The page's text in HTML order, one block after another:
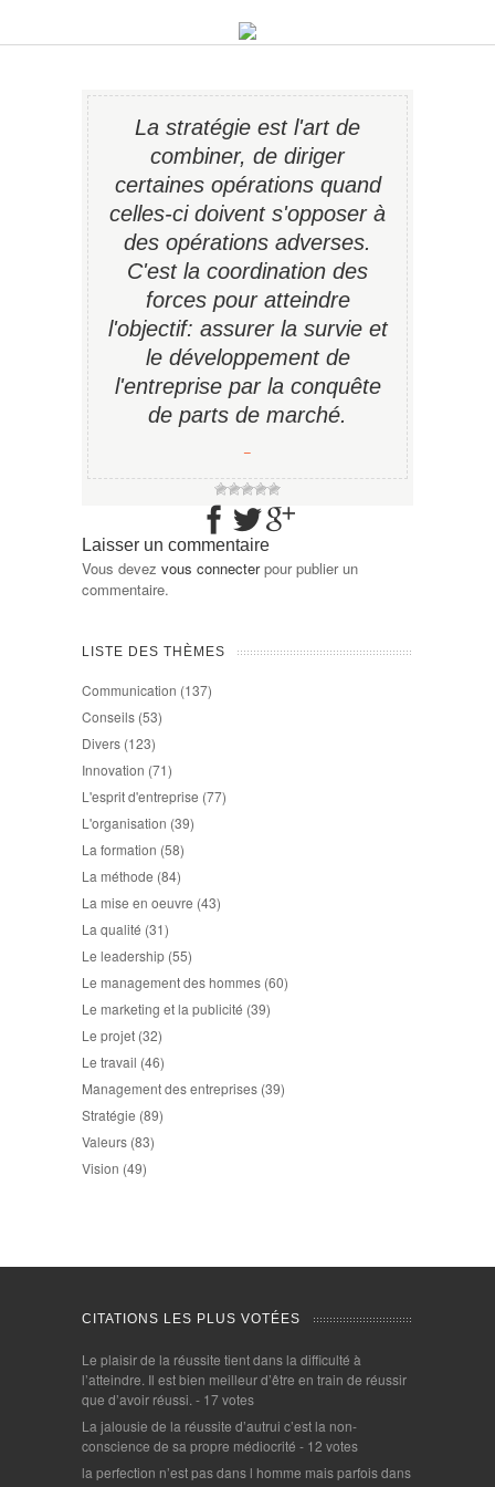
La stratégie est l'art de
combiner, de diriger
certaines opérations quand
celles-ci doivent s'opposer à
des opérations adverses.
C'est la coordination des
forces pour atteindre
l'objectif: assurer la survie et
le développement de
l'entreprise par la conquête
de parts de marché.
−
Laisser un commentaire
Vous devez vous connecterpour publier un
commentaire.
LISTE DES THÈMES
Communication (137)
Conseils (53)
Divers (123)
Innovation (71)
L'esprit d'entreprise (77)
L'organisation (39)
La formation (58)
La méthode (84)
La mise en oeuvre (43)
La qualité (31)
Le leadership (55)
Le management des hommes (60)
Le marketing et la publicité (39)
Le projet (32)
Le travail (46)
Management des entreprises (39)
Stratégie (89)
Valeurs (83)
Vision (49)
CITATIONS LES PLUS VOTÉES
Le plaisir de la réussite tient dans la difficulté à
l’atteindre. Il est bien meilleur d’être en train de réussir
que d’avoir réussi. - 17 votes
La jalousie de la réussite d’autrui c’est la non-
conscience de sa propre médiocrité - 12 votes
la perfection n’est pas dans l homme mais parfois dans